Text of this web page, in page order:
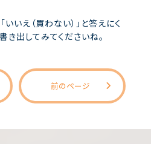
いいえ（買わない）」と答えにく
出してみてくださいね。
前のページ